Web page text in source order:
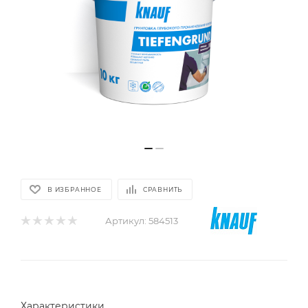
В ИЗБРАННОЕ СРАВНИТЬ
Артикул: 584513